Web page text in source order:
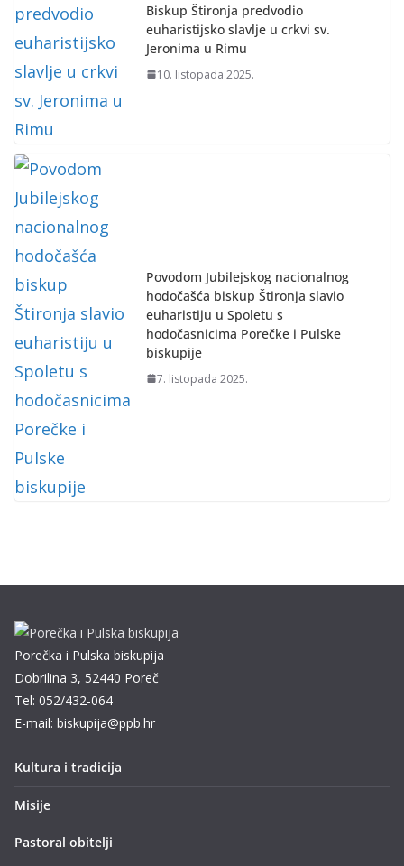
Biskup Štironja predvodio
euharistijsko slavlje u crkvi sv.
Jeronima u Rimu
10. listopada 2025.
Povodom Jubilejskog nacionalnog
hodočašća biskup Štironja slavio
euharistiju u Spoletu s
hodočasnicima Porečke i Pulske
biskupije
7. listopada 2025.
Porečka i Pulska biskupija
Dobrilina 3, 52440 Poreč
Tel: 052/432-064
E-mail: biskupija@ppb.hr
Kultura i tradicija
Misije
Pastoral obitelji